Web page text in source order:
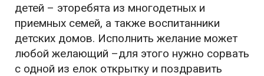
детей – эторебята из многодетных и
приемных семей, а также воспитанники
детских домов. Исполнить желание может
любой желающий –для этого нужно сорвать
с одной из елок открытку и поздравить